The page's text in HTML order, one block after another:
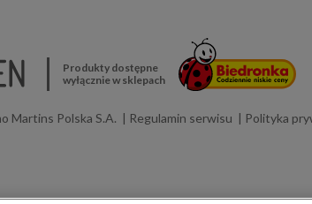
Produkty dostępne
wyłącznie w sklepach
Martins Polska S.A. Regulamin serwisu Polityka